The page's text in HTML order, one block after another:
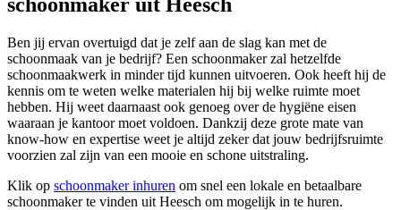
Ben jij ervan overtuigd dat je zelf aan de slag kan met de
schoonmaak van je bedrijf? Een schoonmaker zal hetzelfde
schoonmaakwerk in minder tijd kunnen uitvoeren. Ook heeft hij de
kennis om te weten welke materialen hij bij welke ruimte moet
hebben. Hij weet daarnaast ook genoeg over de hygiëne eisen
waaraan je kantoor moet voldoen. Dankzij deze grote mate van
know-how en expertise weet je altijd zeker dat jouw bedrijfsruimte
voorzien zal zijn van een mooie en schone uitstraling.
Klik op schoonmaker inhuren om snel een lokale en betaalbare
schoonmaker te vinden uit Heesch om mogelijk in te huren.